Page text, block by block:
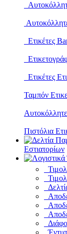
Ετικέτες
Ετικέτες
Ταμπόν
Πιστόλια
Εστιατορίων